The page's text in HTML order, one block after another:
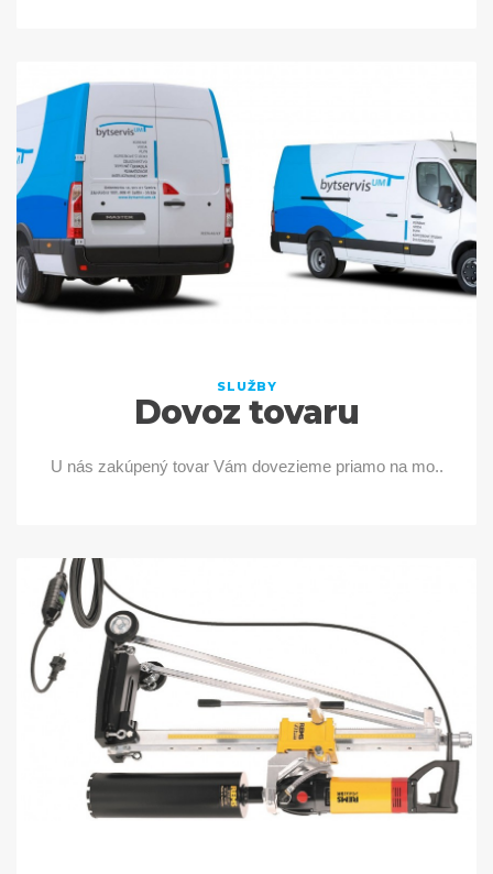
SLUŽBY
Dovoz tovaru
U nás zakúpený tovar Vám dovezieme priamo na mo..